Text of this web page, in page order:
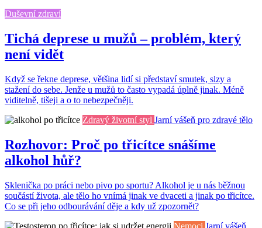
Duševní zdraví
Tichá deprese u mužů – problém, který
není vidět
Když se řekne deprese, většina lidí si představí smutek, slzy a
stažení do sebe. Jenže u mužů to často vypadá úplně jinak. Méně
viditelně, tišeji a o to nebezpečněji.
Zdravý životní styl Jarní vášeň pro zdravé tělo
Rozhovor: Proč po třicítce snášíme
alkohol hůř?
Sklenička po práci nebo pivo po sportu? Alkohol je u nás běžnou
součástí života, ale tělo ho vnímá jinak ve dvaceti a jinak po třicítce.
Co se při jeho odbourávání děje a kdy už zpozornět?
Nemoci Jarní vášeň